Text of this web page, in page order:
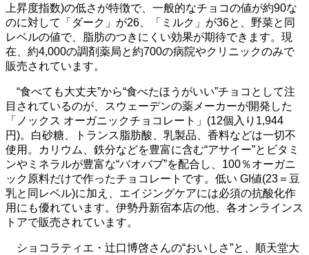
上昇度指数)の低さが特徴で、一般的なチョコの値が約90な
のに対して「ダーク」が26、「ミルク」が36と、野菜と同
レベルの値で、脂肪のつきにくい効果が期待できます。現
在、約4,000の調剤薬局と約700の病院やクリニックのみで
販売されています。
“食べても大丈夫”から“食べたほうがいい”チョコとして注
目されているのが、スウェーデンの薬メーカーが開発した
「ノックス オーガニックチョコレート」(12個入り1,944
円)。白砂糖、トランス脂肪酸、乳製品、香料などは一切不
使用。カリウム、鉄分などを豊富に含む“アサイー”とビタミ
ンやミネラルが豊富な“バオバブ”を配合し、100％オーガニ
ック原料だけで作ったチョコレートです。低い GI値(23＝豆
乳と同レベル)に加え、エイジングケアには必須の抗酸化作
用にも優れています。伊勢丹新宿本店の他、各オンラインス
トアで販売されています。
ショコラティエ・辻口博啓さんの“おいしさ”と、順天堂大